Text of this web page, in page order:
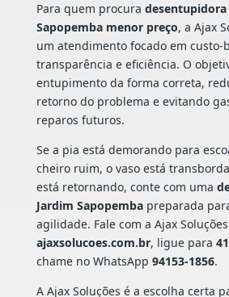
Para quem procura desentupidora
Sapopemba menor preço, a Ajax
um atendimento focado em custo-
transparência e eficiência. O
entupimento da forma correta,
retorno do problema e evitando
reparos futuros.
Se a pia está demorando para
cheiro ruim, o vaso está
está retornando, conte com uma
Jardim Sapopembapreparada
agilidade. Fale com a Ajax
ajaxsolucoes.com.br, ligue para
chame no WhatsApp 94153-1856.
A Ajax Soluções é a escolha certa